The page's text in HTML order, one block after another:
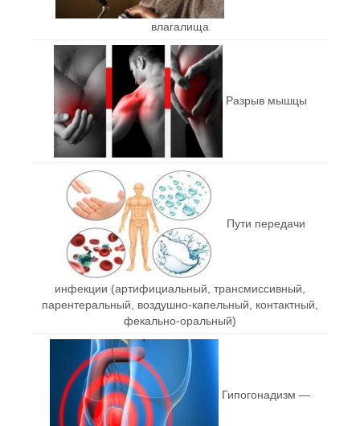
влагалища
Разрыв мышцы
Пути передачи
инфекции (артифициальный, трансмиссивный,
парентеральный, воздушно-капельный, контактный,
фекально-оральный)
Гипогонадизм —